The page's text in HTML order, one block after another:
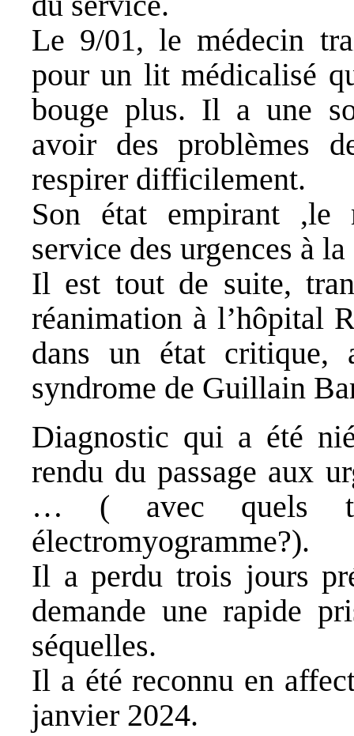
Le 9/01, le médecin
pour un lit médicalisé
bouge plus. Il a une
avoir des problèmes
respirer
Son état empirant ,le
service des urgences à
Il est tout de suite,
réanimation à l’hôpital
dans un état critique,
syndrome de Guillain
Diagnostic qui a été
rendu du passage aux
… ( avec quels
Il a perdu trois jours
demande une rapide
séquelles.
Il a été reconnu en
janvier 2024.